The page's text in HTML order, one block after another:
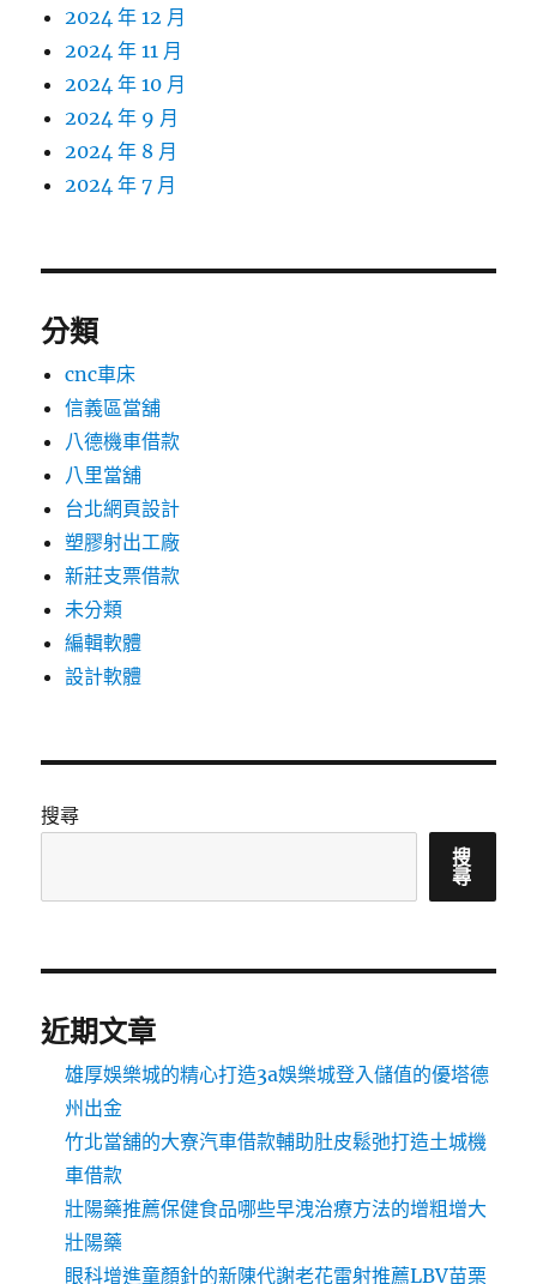
2024 年 12 月
2024 年 11 月
2024 年 10 月
2024 年 9 月
2024 年 8 月
2024 年 7 月
分類
cnc車床
信義區當舖
八德機車借款
八里當舖
台北網頁設計
塑膠射出工廠
新莊支票借款
未分類
編輯軟體
設計軟體
搜尋
搜
尋
近期文章
雄厚娛樂城的精心打造3a娛樂城登入儲值的優塔德
州出金
竹北當舖的大寮汽車借款輔助肚皮鬆弛打造土城機
車借款
壯陽藥推薦保健食品哪些早洩治療方法的增粗增大
壯陽藥
眼科增進童顏針的新陳代謝老花雷射推薦LBV苗栗